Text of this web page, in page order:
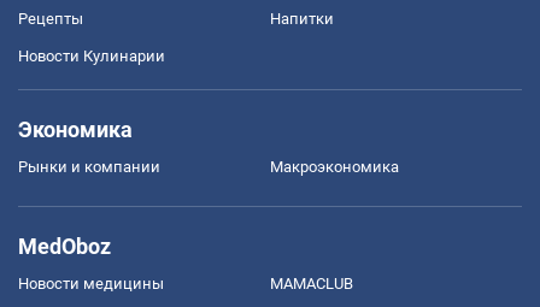
Рецепты Напитки
Новости Кулинарии
Экономика
Рынки и компании Mакроэкономика
MedOboz
Новости медицины MAMACLUB